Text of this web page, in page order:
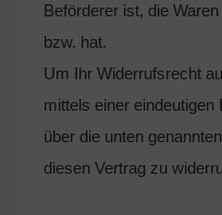
Beförderer ist, die
bzw. hat.
Um Ihr Widerrufsrecht
mittels einer
über die unten
diesen Vertrag zu